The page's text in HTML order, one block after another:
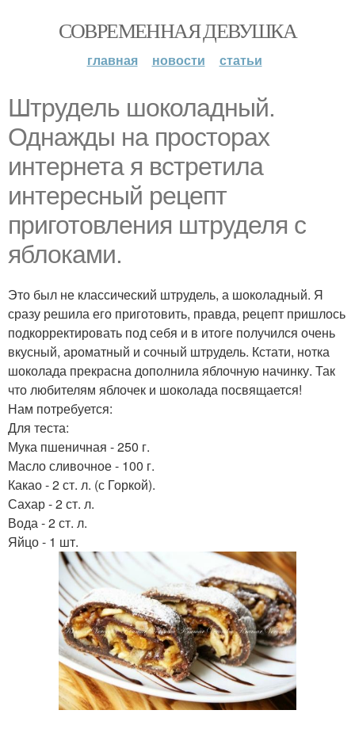
СОВРЕМЕННАЯ ДЕВУШКА
главная новости статьи
Штрудель шоколадный.
Однажды на просторах
интернета я встретила
интересный рецепт
приготовления штруделя с
яблоками.
Это был не классический штрудель, а шоколадный. Я
сразу решила его приготовить, правда, рецепт пришлось
подкорректировать под себя и в итоге получился очень
вкусный, ароматный и сочный штрудель. Кстати, нотка
шоколада прекрасна дополнила яблочную начинку. Так
что любителям яблочек и шоколада посвящается!
Нам потребуется:
Для теста:
Мука пшеничная - 250 г.
Масло сливочное - 100 г.
Какао - 2 ст. л. (с Горкой).
Сахар - 2 ст. л.
Вода - 2 ст. л.
Яйцо - 1 шт.